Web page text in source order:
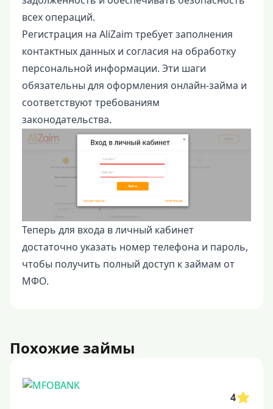
всех операций.
Регистрация на AliZaim требует заполнения
контактных данных и согласия на обработку
персональной информации. Эти шаги
обязательны для оформления онлайн-займа и
соответствуют требованиям
законодательства.
Теперь для входа в личный кабинет
достаточно указать номер телефона и пароль,
чтобы получить полный доступ к займам от
МФО.
Похожие займы
4